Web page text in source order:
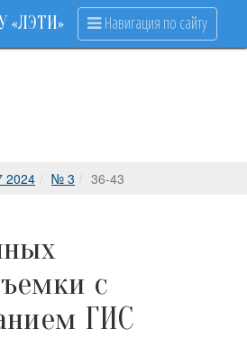
«ЛЭТИ» Навигация по сайту
2024 № 3 36-43
с
ГИС